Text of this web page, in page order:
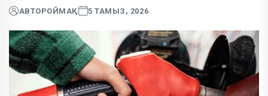
АВТОРОЙМАҚ 5 ТАМЫЗ, 2026